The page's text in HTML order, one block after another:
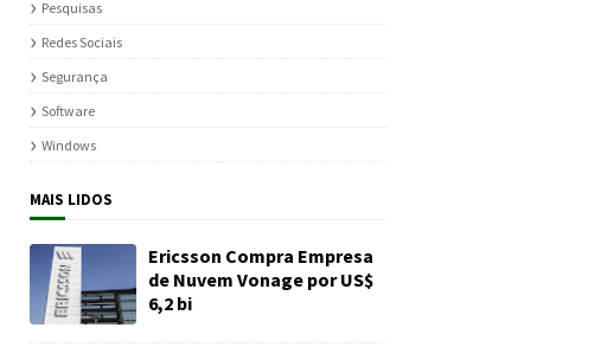
Pesquisas
Redes Sociais
Segurança
Software
Windows
MAIS LIDOS
Ericsson Compra Empresa
de Nuvem Vonage por US$
6,2 bi